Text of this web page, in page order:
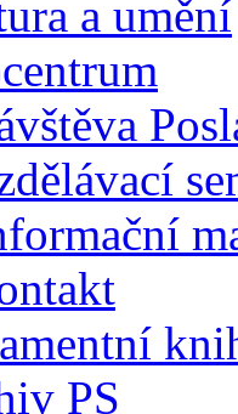
a umění
PS